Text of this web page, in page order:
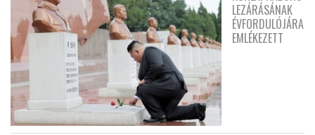
LEZÁRÁSÁNAK
ÉVFORDULÓJÁRA
EMLÉKEZETT